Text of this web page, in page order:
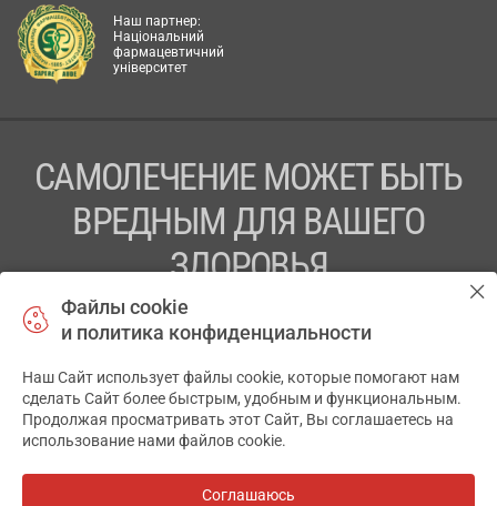
Наш партнер:
Національний
фармацевтичний
університет
САМОЛЕЧЕНИЕ МОЖЕТ БЫТЬ
ВРЕДНЫМ ДЛЯ ВАШЕГО
ЗДОРОВЬЯ
ПЕРЕД ПРИМЕНЕНИЕМ ПРЕПАРАТА
ПРОКОНСУЛЬТИРУЙТЕСЬ С ВРАЧОМ
ТОВ «АПТЕКА 911.ЮА» Код ЄДРПОУ 43631965.
Отказ от ответственности
АПТЕКА911.ЮА
Файлы cookie
и политика конфиденциальности
Наш Сайт использует файлы cookie, которые помогают нам
сделать Сайт более быстрым, удобным и функциональным.
Продолжая просматривать этот Сайт, Вы соглашаетесь на
использование нами файлов cookie.
Соглашаюсь
✕